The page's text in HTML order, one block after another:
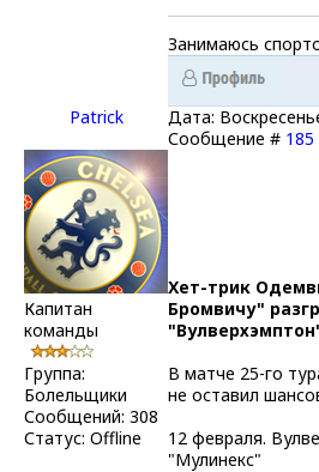
Занимаюсь
Patrick
Дата:
Сообщение # 185
Капитан
команды
Группа:
Болельщики
Сообщений: 308
Статус: Offline
Хет-трик
Бромвичу"
В матче 25-го
не оставил
12 февраля.
"Мулинекс"